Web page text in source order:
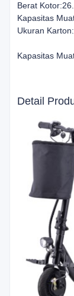
Berat
Kapasitas
Ukuran
Kapasitas
Detail